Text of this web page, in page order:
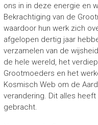
ons in in deze energie en
Bekrachtiging van de
waardoor hun werk zich
afgelopen dertig jaar
verzamelen van de
de hele wereld, het
Grootmoeders en het
Kosmisch Web om de
verandering. Dit alles
gebracht.